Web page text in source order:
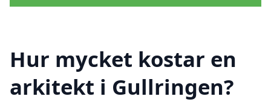
Hur mycket kostar en
arkitekt i Gullringen?